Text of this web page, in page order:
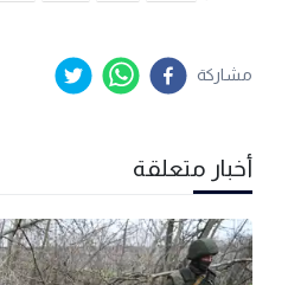
مشاركة
أخبار متعلقة